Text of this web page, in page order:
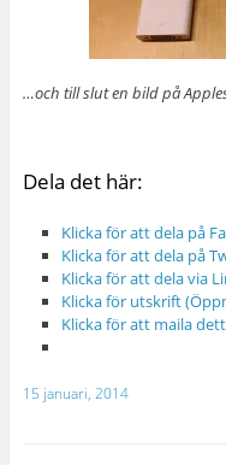
…och till slut en bild på
Dela det här:
Klicka för att dela på
Klicka för att dela på
Klicka för att dela via
Klicka för utskrift
Klicka för att maila
15 januari, 2014